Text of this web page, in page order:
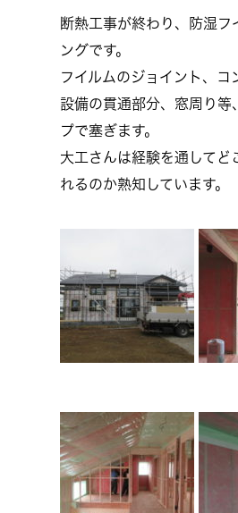
断熱工事が終わり、防湿フ
ングです。
フイルムのジョイント、コ
設備の貫通部分、窓周り等
プで塞ぎます。
大工さんは経験を通してど
れるのか熟知しています。